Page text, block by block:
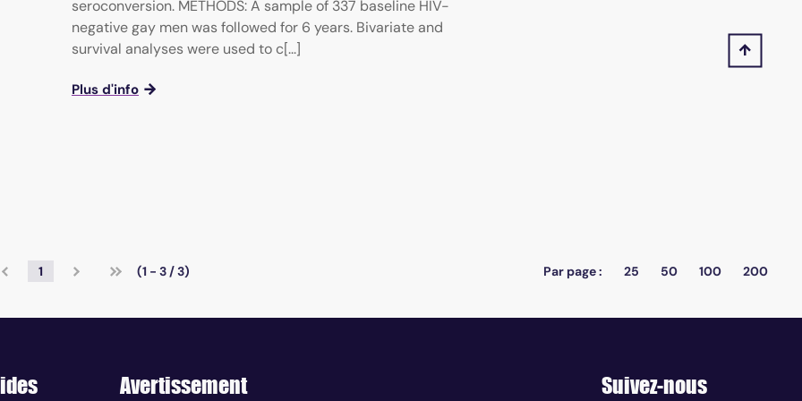
seroconversion. METHODS: A sample of 337 baseline HIV-
negative gay men was followed for 6 years. Bivariate and
survival analyses were used to c[...]
Plus d'info
1 (1 - 3 / 3) Par page : 25 50 100 200
Avertissement Suivez-nous